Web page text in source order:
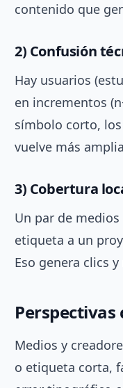
contenido que
2) Confusión
Hay usuarios
en incrementos
símbolo corto,
vuelve más
3) Cobertura
Un par de
etiqueta a un
Eso genera clics
Medios y
o etiqueta corta,